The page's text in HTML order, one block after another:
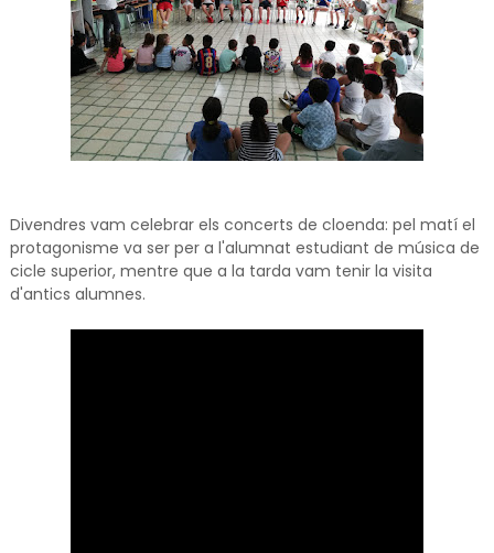
Divendres vam celebrar els concerts de cloenda: pel matí el
protagonisme va ser per a l'alumnat estudiant de música de
cicle superior, mentre que a la tarda vam tenir la visita
d'antics alumnes.